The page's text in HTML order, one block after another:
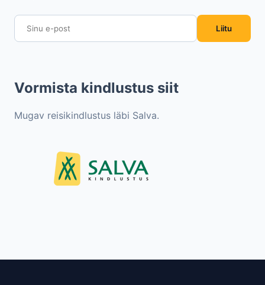
Liitu
Vormista kindlustus siit
Mugav reisikindlustus läbi Salva.